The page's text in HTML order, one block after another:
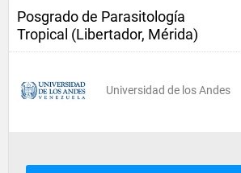
Posgrado de Parasitología
Tropical (Libertador, Mérida)
Universidad de los Andes